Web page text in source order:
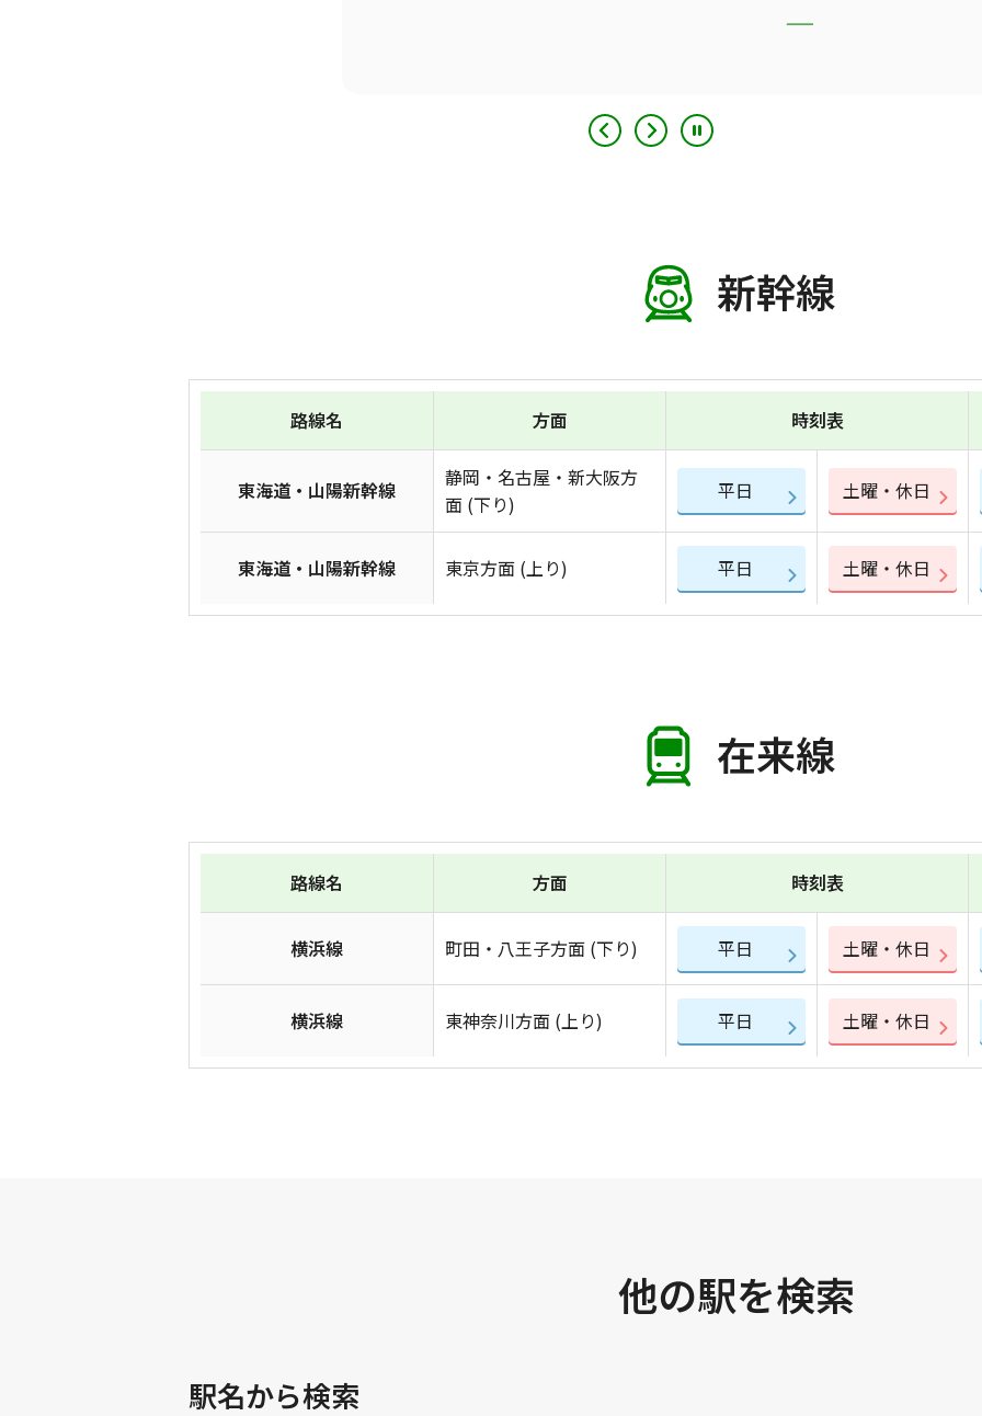
新幹線
路線名 方面 時刻表
東海道・山陽新幹線
静岡・名古屋・新大阪方
面 (下り)
平日 土曜・休日
東海道・山陽新幹線 東京方面 (上り) 平日 土曜・休日
在来線
路線名 方面 時刻表
横浜線 町田・八王子方面 (下り) 平日 土曜・休日
横浜線 東神奈川方面 (上り) 平日 土曜・休日
他の駅を検索
駅名から検索